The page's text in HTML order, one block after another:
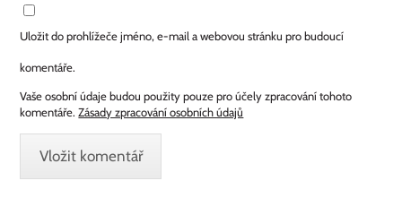
Uložit do prohlížeče jméno, e-mail a webovou stránku pro budoucí
komentáře.
Vaše osobní údaje budou použity pouze pro účely zpracování tohoto
komentáře. Zásady zpracování osobních údajů